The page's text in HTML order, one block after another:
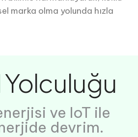
marka olma yolunda hızla
Yolculuğu
ve IoT ile
devrim.